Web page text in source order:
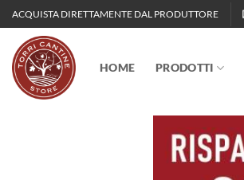
Salta
ai
contenuti
ACQUISTA DIRETTAMENTE DAL PRODUTTORE
HOME PRODOTTI